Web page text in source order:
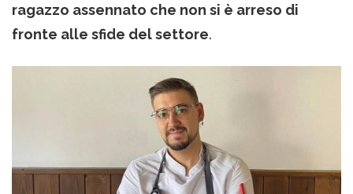
ragazzo assennato che non si è arreso di
fronte alle sfide del settore.